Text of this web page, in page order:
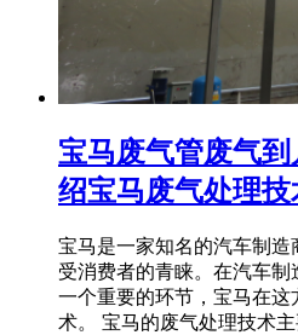
宝马废气管废气
绍宝马废气处理技
宝马是一家知名的汽车制
受消费者的青睐。在汽车
一个重要的环节，宝马在
术。 宝马的废气处理技术